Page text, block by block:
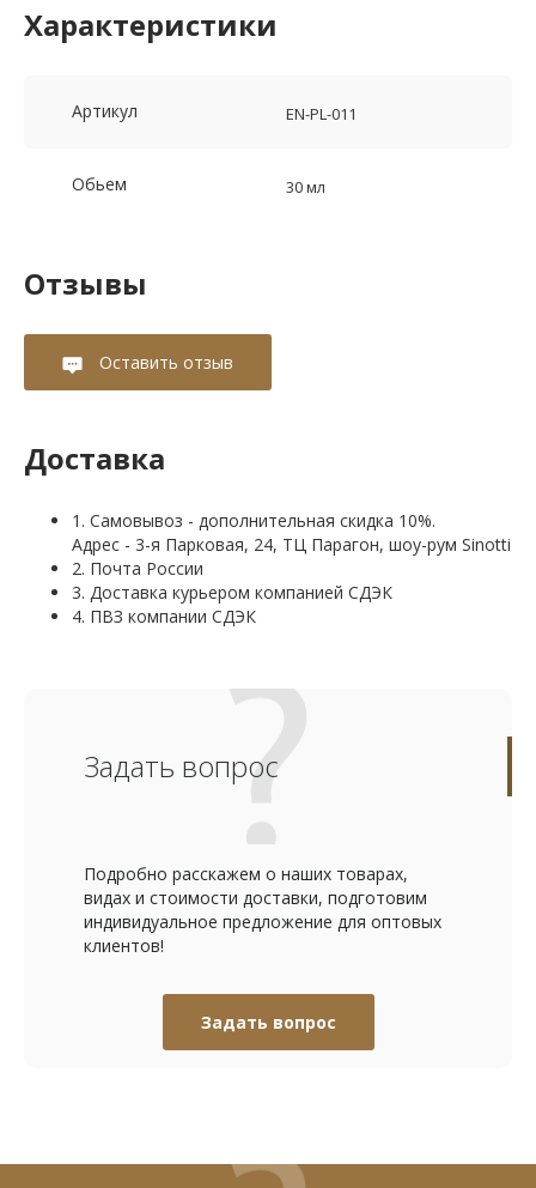
Характеристики
Артикул EN-PL-011
Обьем 30 мл
Отзывы
Оставить отзыв
Доставка
1. Самовывоз - дополнительная скидка 10%.
Адрес - 3-я Парковая, 24, ТЦ Парагон, шоу-рум Sinotti
2. Почта России
3. Доставка курьером компанией СДЭК
4. ПВЗ компании СДЭК
Задать вопрос
Подробно расскажем о наших товарах,
видах и стоимости доставки, подготовим
индивидуальное предложение для оптовых
клиентов!
Задать вопрос